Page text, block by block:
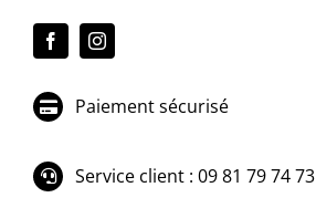
Paiement sécurisé
Service client : 09 81 79 74 73